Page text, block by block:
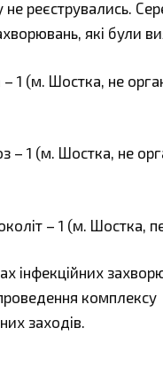
не реєструвались.
які були
– 1 (м. Шостка, не
– 1 (м. Шостка, не
– 1 (м. Шостка,
інфекційних
комплексу
заходів.